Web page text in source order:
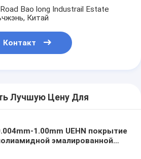
Bao long Industrail Estate
Китай
Контакт
Лучшую Цену Для
1.00mm UEHN покрытие
эмалированной